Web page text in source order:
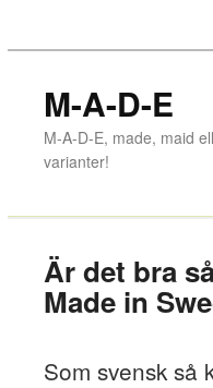
MADE IN GNOSJÖ
MADE IN SWEDEN
MADE-BLOGGEN
M-A-D-E
M-A-D-E, made, maid
varianter!
Är det bra
Made in
Som svensk så